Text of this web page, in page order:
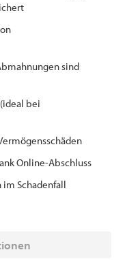
sind
bei
Online-Abschluss
Schadenfall